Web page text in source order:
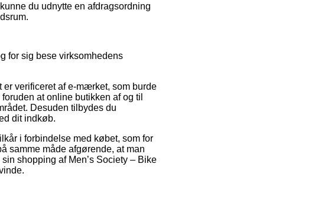
du udnytte en afdragsordning
for sig bese virksomhedens
verificeret af e-mærket, som burde
at online butikken af og til
Desuden tilbydes du
dit indkøb.
i forbindelse med købet, som for
samme måde afgørende, at man
shopping af Men’s Society – Bike